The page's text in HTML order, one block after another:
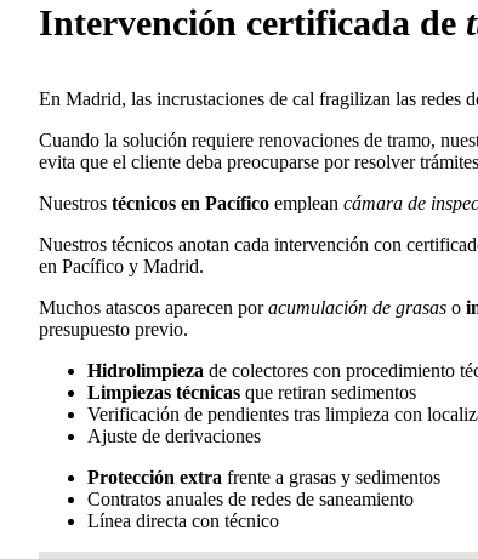
Intervención certificada de
En Madrid, las incrustaciones de cal fragilizan las redes
Cuando la solución requiere renovaciones de tramo,
evita que el cliente deba preocuparse por resolver
Nuestros técnicos en Pacífico emplean cámara de
Nuestros técnicos anotan cada intervención con
en Pacífico y Madrid.
Muchos atascos aparecen poracumulación de grasas o
presupuesto previo.
Hidrolimpieza de colectores con procedimiento
Limpiezas técnicas que retiran sedimentos
Verificación de pendientes tras limpieza con
Ajuste de derivaciones
Protección extra frente a grasas y sedimentos
Contratos anuales de redes de saneamiento
Línea directa con técnico